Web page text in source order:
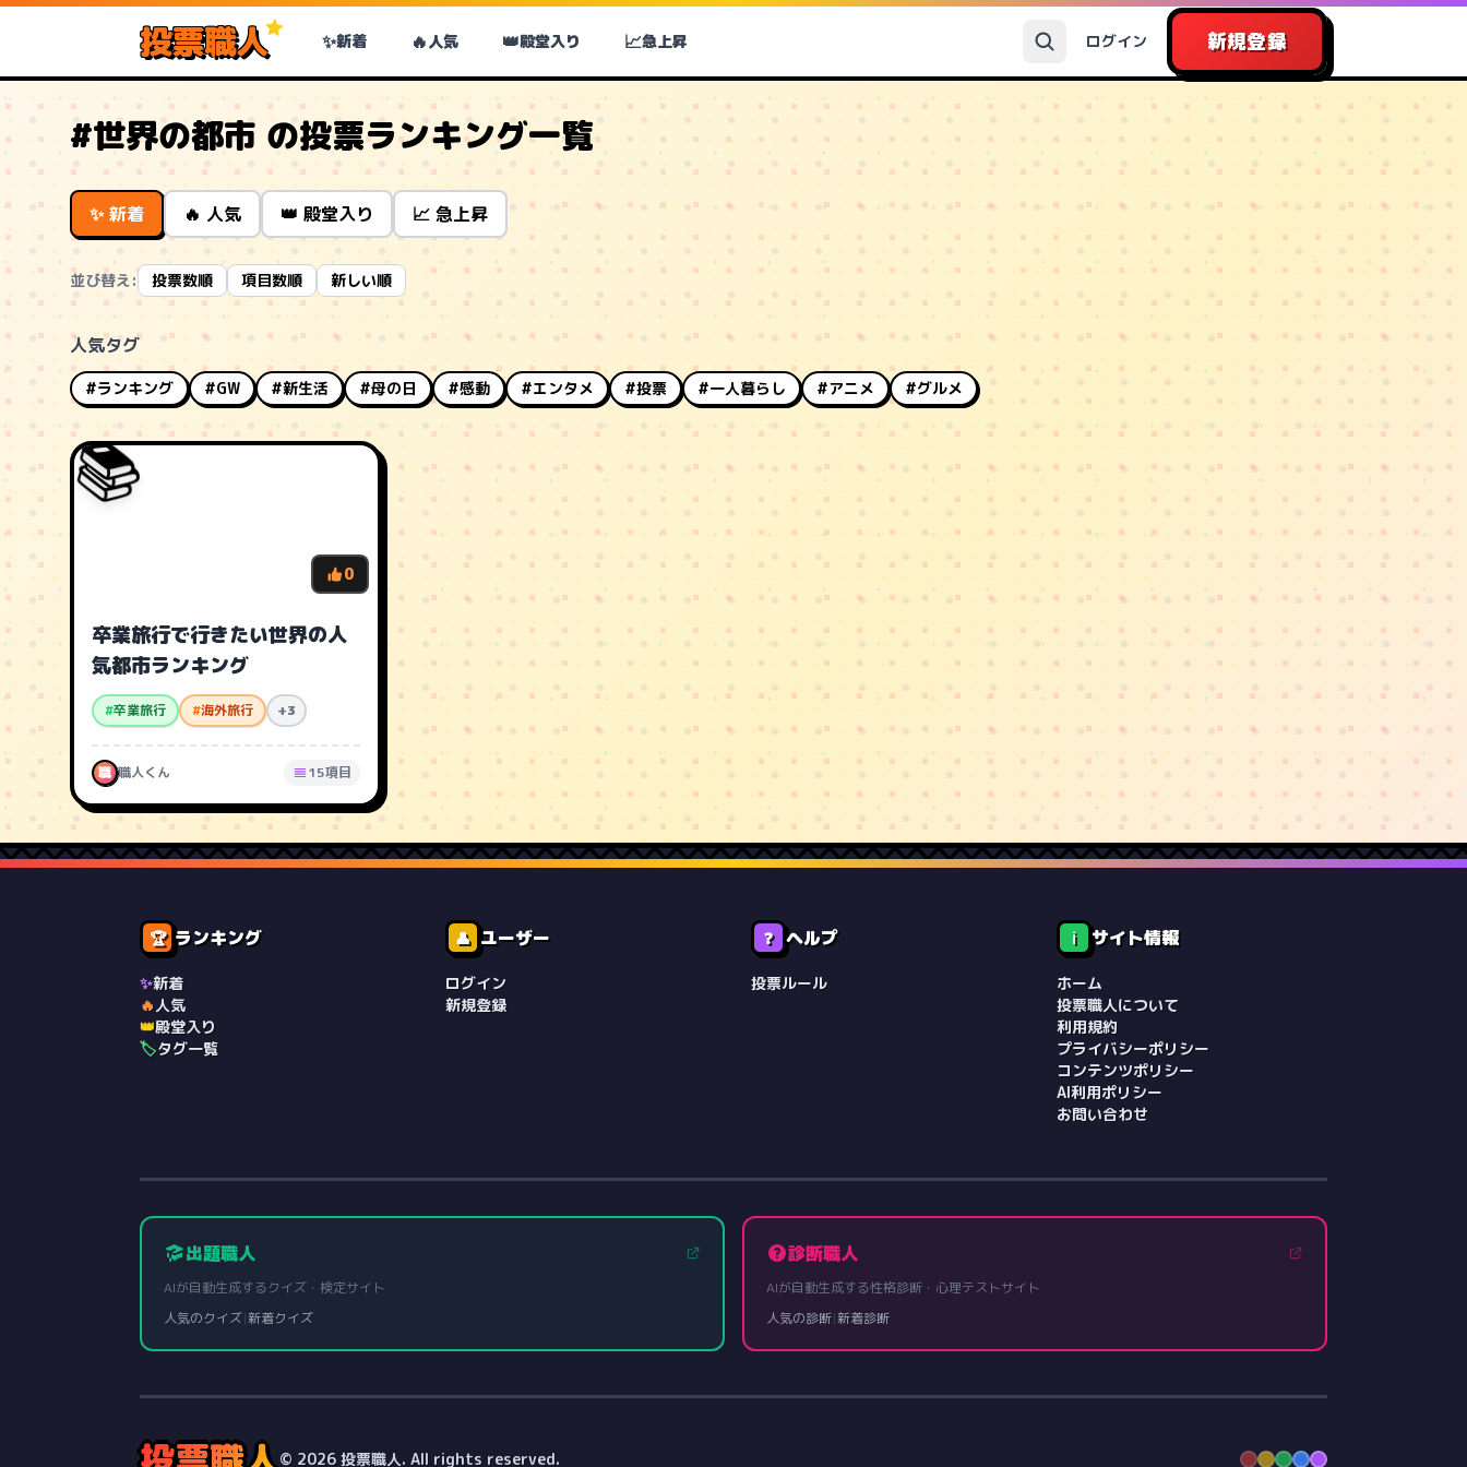
投票職人 ✨新着 🔥人気 👑殿堂入り 📈急上昇 ログイン 新規登録
#世界の都市 の投票ランキング一覧
✨ 新着 🔥 人気 👑 殿堂入り 📈 急上昇
並び替え: 投票数順 項目数順 新しい順
人気タグ
#ランキング #GW #新生活 #母の日 #感動 #エンタメ #投票 #一人暮らし #アニメ #グルメ
📚
0
卒業旅行で行きたい世界の人
気都市ランキング
#卒業旅行 #海外旅行 +3
職 職人くん 15項目
🏆 ランキング
✨新着
🔥人気
👑殿堂入り
🏷️タグ一覧
👤 ユーザー
ログイン
新規登録
❓ ヘルプ
投票ルール
ℹ️ サイト情報
ホーム
投票職人について
利用規約
プライバシーポリシー
コンテンツポリシー
AI利用ポリシー
お問い合わせ
出題職人
AIが自動生成するクイズ・検定サイト
人気のクイズ|新着クイズ
診断職人
AIが自動生成する性格診断・心理テストサイト
人気の診断|新着診断
© 2026 投票職人. All rights reserved.